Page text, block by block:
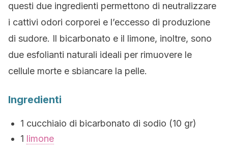
questi due ingredienti permettono di neutralizzare
i cattivi odori corporei e l’eccesso di produzione
di sudore. Il bicarbonato e il limone, inoltre, sono
due esfolianti naturali ideali per rimuovere le
cellule morte e sbiancare la pelle.
Ingredienti
1 cucchiaio di bicarbonato di sodio (10 gr)
1 limone